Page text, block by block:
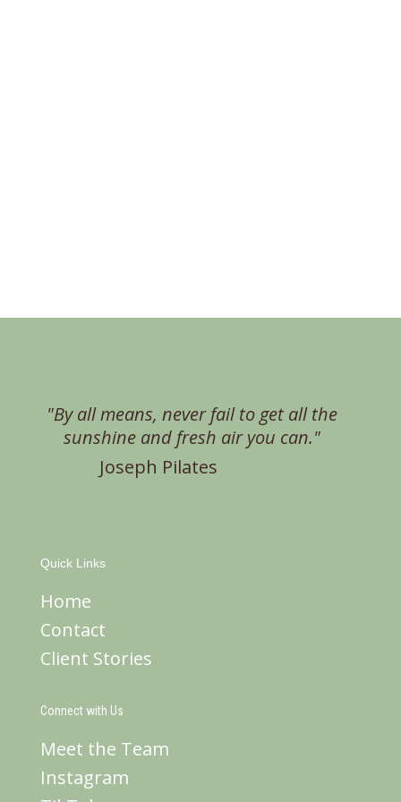
"By all means, never fail to get all the
sunshine and fresh air you can."
Joseph Pilates
Quick Links
Home
Contact
Client Stories
Connect with Us
Meet the Team
Instagram